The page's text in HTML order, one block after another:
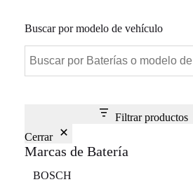
Buscar por modelo de vehículo
Filtrar productos
Cerrar
Marcas de Batería
Marca
BOSCH